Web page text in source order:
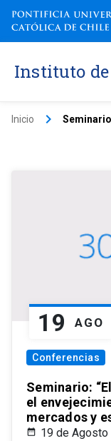
Instituto
Inicio keyboard_arrow_right
19 AGO
Conferencias
Seminario:
el
mercados y
19 de Agosto